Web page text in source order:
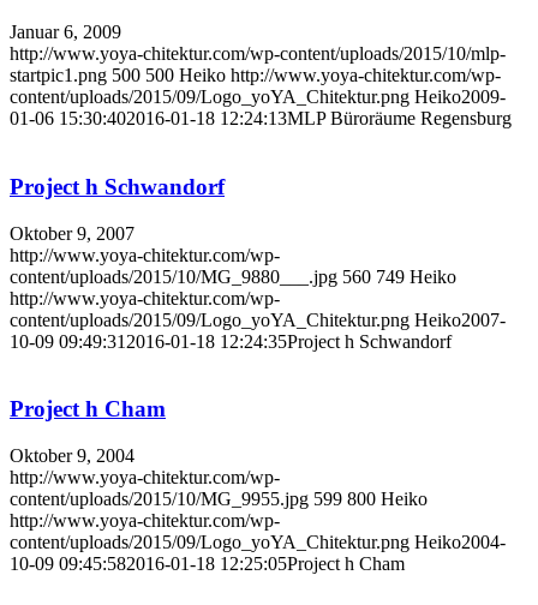
Januar 6, 2009
http://www.yoya-chitektur.com/wp-content/uploads/2015/10/mlp-
startpic1.png 500 500 Heiko http://www.yoya-chitektur.com/wp-
content/uploads/2015/09/Logo_yoYA_Chitektur.png Heiko2009-
01-06 15:30:402016-01-18 12:24:13MLP Büroräume Regensburg
Project h Schwandorf
Oktober 9, 2007
http://www.yoya-chitektur.com/wp-
content/uploads/2015/10/MG_9880___.jpg 560 749 Heiko
http://www.yoya-chitektur.com/wp-
content/uploads/2015/09/Logo_yoYA_Chitektur.png Heiko2007-
10-09 09:49:31 2016-01-18 12:24:35Project h Schwandorf
Project h Cham
Oktober 9, 2004
http://www.yoya-chitektur.com/wp-
content/uploads/2015/10/MG_9955.jpg 599 800 Heiko
http://www.yoya-chitektur.com/wp-
content/uploads/2015/09/Logo_yoYA_Chitektur.png Heiko2004-
10-09 09:45:582016-01-18 12:25:05Project h Cham